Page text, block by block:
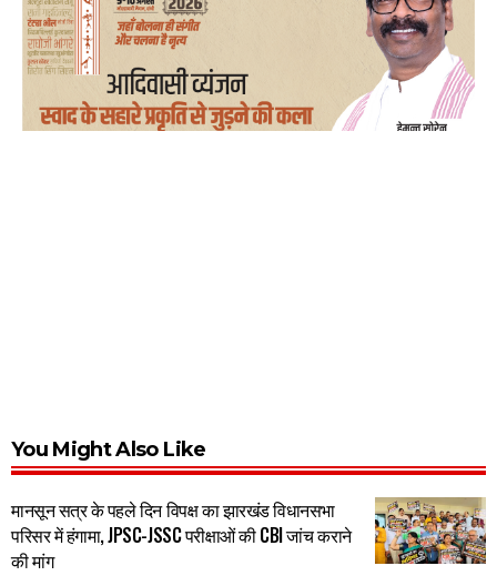
You Might Also Like
मानसून सत्र के पहले दिन विपक्ष का झारखंड विधानसभा
परिसर में हंगामा, JPSC-JSSC परीक्षाओं की CBI जांच कराने
की मांग